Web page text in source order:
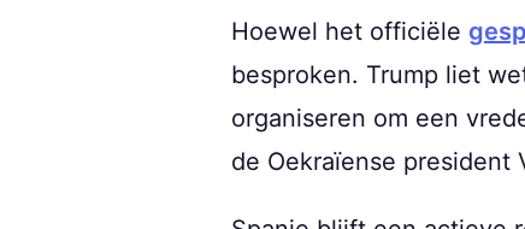
Hoewel het officiële
besproken. Trump liet
organiseren om een
de Oekraïense president